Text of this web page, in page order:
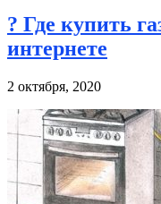
? Где купить
интернете
2 октября, 2020